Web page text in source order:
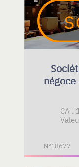
CA :
N°18677